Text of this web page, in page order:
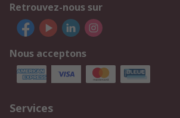
Retrouvez-nous sur
Nous acceptons
Services